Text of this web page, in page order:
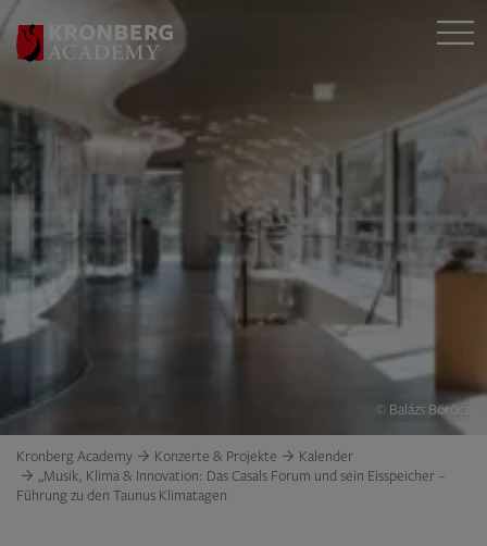
© Balázs Böröcz
Kronberg Academy Konzerte & Projekte
Kalender
„Musik, Klima & Innovation: Das Casals Forum und sein Eisspeicher –
Führung zu den Taunus Klimatagen